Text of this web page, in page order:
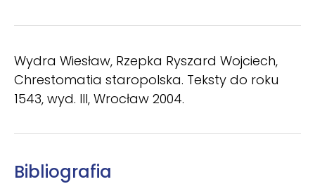
Wydra Wiesław, Rzepka Ryszard Wojciech,
Chrestomatia staropolska. Teksty do roku
1543, wyd. III, Wrocław 2004.
Bibliografia